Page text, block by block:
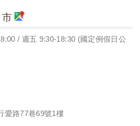
/ 週五 9:30-18:30 (國定例假日公
愛路77巷69號1樓